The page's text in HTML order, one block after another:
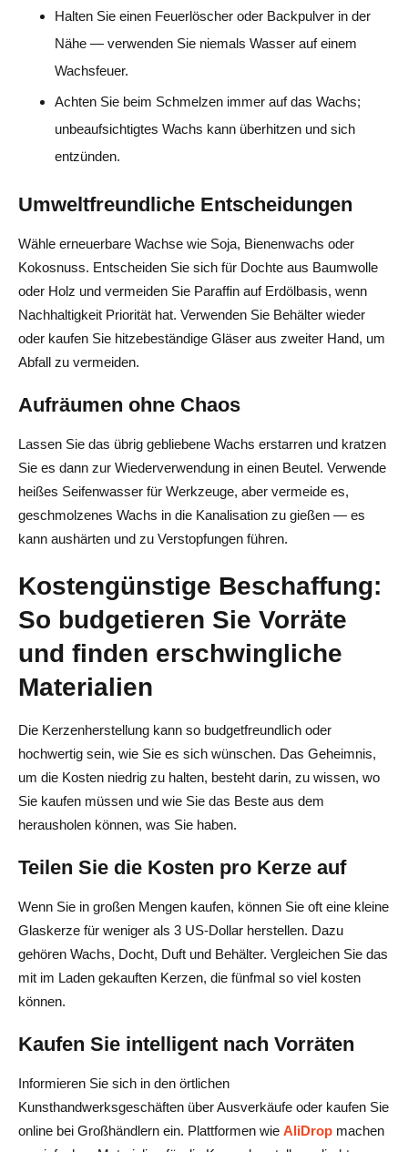
Halten Sie einen Feuerlöscher oder Backpulver in der
Nähe — verwenden Sie niemals Wasser auf einem
Wachsfeuer.
Achten Sie beim Schmelzen immer auf das Wachs;
unbeaufsichtigtes Wachs kann überhitzen und sich
entzünden.
Umweltfreundliche Entscheidungen
Wähle erneuerbare Wachse wie Soja, Bienenwachs oder
Kokosnuss. Entscheiden Sie sich für Dochte aus Baumwolle
oder Holz und vermeiden Sie Paraffin auf Erdölbasis, wenn
Nachhaltigkeit Priorität hat. Verwenden Sie Behälter wieder
oder kaufen Sie hitzebeständige Gläser aus zweiter Hand, um
Abfall zu vermeiden.
Aufräumen ohne Chaos
Lassen Sie das übrig gebliebene Wachs erstarren und kratzen
Sie es dann zur Wiederverwendung in einen Beutel. Verwende
heißes Seifenwasser für Werkzeuge, aber vermeide es,
geschmolzenes Wachs in die Kanalisation zu gießen — es
kann aushärten und zu Verstopfungen führen.
Kostengünstige Beschaffung:
So budgetieren Sie Vorräte
und finden erschwingliche
Materialien
Die Kerzenherstellung kann so budgetfreundlich oder
hochwertig sein, wie Sie es sich wünschen. Das Geheimnis,
um die Kosten niedrig zu halten, besteht darin, zu wissen, wo
Sie kaufen müssen und wie Sie das Beste aus dem
herausholen können, was Sie haben.
Teilen Sie die Kosten pro Kerze auf
Wenn Sie in großen Mengen kaufen, können Sie oft eine kleine
Glaskerze für weniger als 3 US-Dollar herstellen. Dazu
gehören Wachs, Docht, Duft und Behälter. Vergleichen Sie das
mit im Laden gekauften Kerzen, die fünfmal so viel kosten
können.
Kaufen Sie intelligent nach Vorräten
Informieren Sie sich in den örtlichen
Kunsthandwerksgeschäften über Ausverkäufe oder kaufen Sie
online bei Großhändlern ein. Plattformen wie AliDrop machen